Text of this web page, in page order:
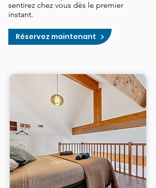
sentirez chez vous dès le premier
instant.
Réservez maintenant